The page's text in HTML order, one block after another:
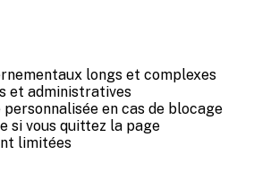
longs et complexes
et administratives
en cas de blocage
si vous quittez la page
limitées